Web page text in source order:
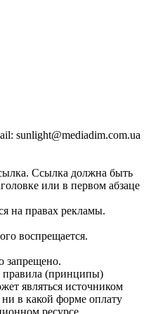
sunlight@mediadim.com.ua
Ссылка должна быть
или в первом абзаце
на правах рекламы.
воспрещается.
запрещено.
правила (принципы)
являться источником
в какой форме оплату
ресурсе